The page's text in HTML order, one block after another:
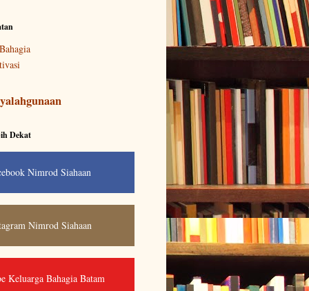
Dekat
Nimrod Siahaan
Nimrod Siahaan
Keluarga Bahagia Batam